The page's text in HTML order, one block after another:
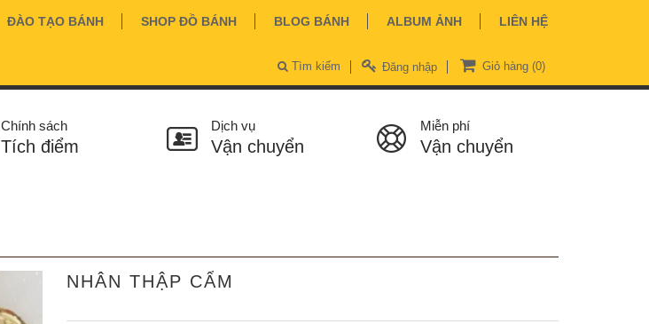
ĐÀO TẠO BÁNH SHOP ĐỒ BÁNH BLOG BÁNH ALBUM ẢNH LIÊN HỆ
Giỏ hàng (0)
Đăng nhập
Tìm kiếm
Chính sách
Tích điểm
Dịch vụ
Vận chuyển
Miễn phí
Vận chuyển
NHÂN THẬP CẨM